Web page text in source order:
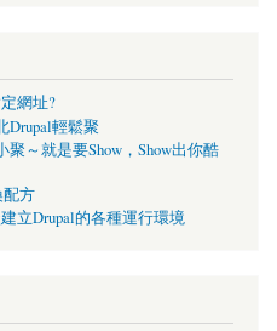
網址?
Drupal輕鬆聚
聚～就是要Show，Show出你酷
配方
立Drupal的各種運行環境